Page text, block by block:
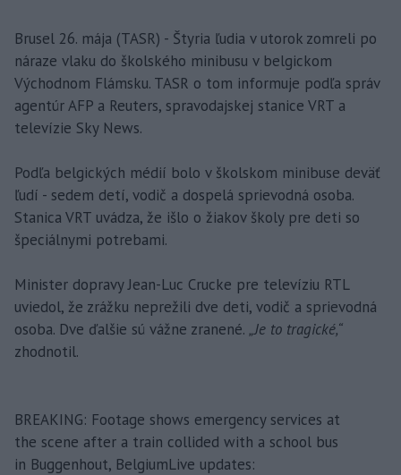
Brusel 26. mája (TASR) - Štyria ľudia v utorok zomreli po
náraze vlaku do školského minibusu v belgickom
Východnom Flámsku. TASR o tom informuje podľa správ
agentúr AFP a Reuters, spravodajskej stanice VRT a
televízie Sky News.
Podľa belgických médií bolo v školskom minibuse deväť
ľudí - sedem detí, vodič a dospelá sprievodná osoba.
Stanica VRT uvádza, že išlo o žiakov školy pre deti so
špeciálnymi potrebami.
Minister dopravy Jean-Luc Crucke pre televíziu RTL
uviedol, že zrážku neprežili dve deti, vodič a sprievodná
osoba. Dve ďalšie sú vážne zranené. „Je to tragické,“
zhodnotil.
BREAKING: Footage shows emergency services at
the scene after a train collided with a school bus
in Buggenhout, BelgiumLive updates: